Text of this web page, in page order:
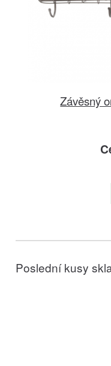
Závěsný
Poslední kusy